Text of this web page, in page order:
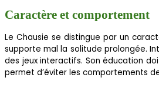
Caractère et comportement
Le Chausie se distingue par un
supporte mal la solitude prolongée.
des jeux interactifs. Son éducation
permet d’éviter les comportements